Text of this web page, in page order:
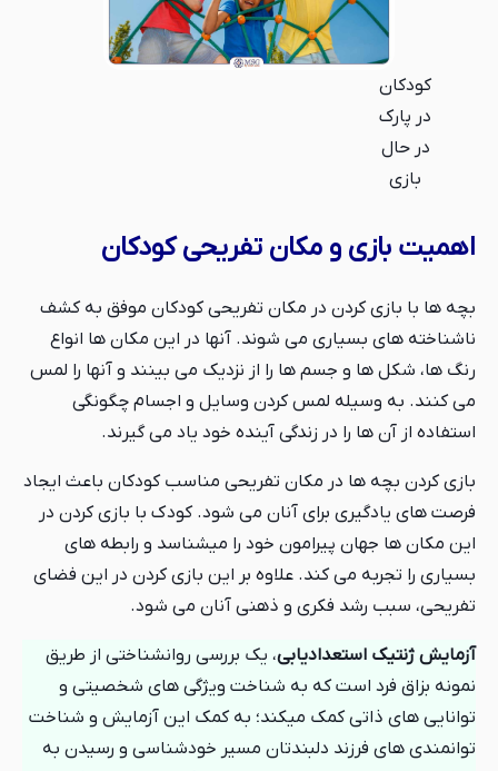
کودکان
در پارک
در حال
بازی
اهمیت بازی و مکان تفریحی کودکان
بچه ها با بازی کردن در مکان تفریحی کودکان موفق به کشف
ناشناخته های بسیاری می شوند. آنها در این مکان ها انواع
رنگ ها، شکل ها و جسم ها را از نزدیک می بینند و آنها را لمس
می کنند. به وسیله لمس کردن وسایل و اجسام چگونگی
استفاده از آن ها را در زندگی آینده خود یاد می گیرند.
بازی کردن بچه ها در مکان تفریحی مناسب کودکان باعث ایجاد
فرصت های یادگیری برای آنان می شود. کودک با بازی کردن در
این مکان ها جهان پیرامون خود را میشناسد و رابطه های
بسیاری را تجربه می کند. علاوه بر این بازی کردن در این فضای
تفریحی، سبب رشد فکری و ذهنی آنان می شود.
آزمایش ژنتیک استعدادیابی، یک بررسی روانشناختی از طریق
نمونه بزاق فرد است که به شناخت ویژگی های شخصیتی و
توانایی های ذاتی کمک میکند؛ به کمک این آزمایش و شناخت
توانمندی های فرزند دلبندتان مسیر خودشناسی و رسیدن به